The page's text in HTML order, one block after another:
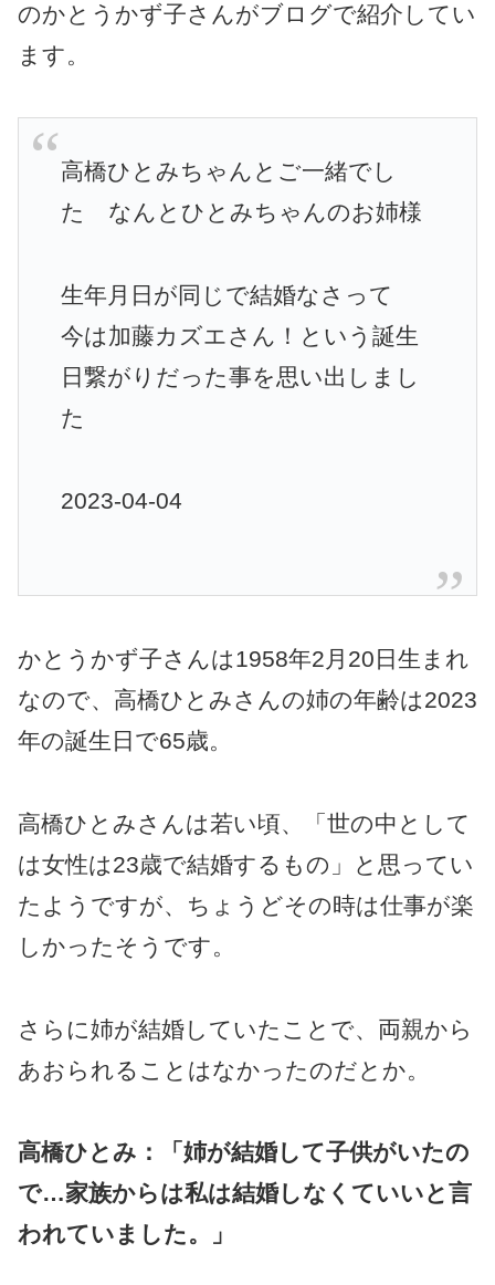
のかとうかず子さんがブログで紹介してい
ます。
高橋ひとみちゃんとご一緒でし
た なんとひとみちゃんのお姉様
生年月日が同じで結婚なさって
今は加藤カズエさん！という誕生
日繋がりだった事を思い出しまし
た
2023-04-04
かとうかず子さんは1958年2月20日生まれ
なので、高橋ひとみさんの姉の年齢は2023
年の誕生日で65歳。
高橋ひとみさんは若い頃、「世の中として
は女性は23歳で結婚するもの」と思ってい
たようですが、ちょうどその時は仕事が楽
しかったそうです。
さらに姉が結婚していたことで、両親から
あおられることはなかったのだとか。
高橋ひとみ：「姉が結婚して子供がいたの
で…家族からは私は結婚しなくていいと言
われていました。」